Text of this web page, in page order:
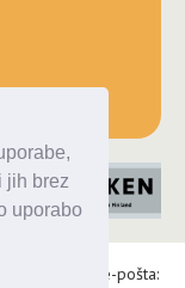
jih brez
uporabo
303 086, e-pošta: